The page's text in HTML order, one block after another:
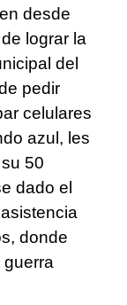
desde
lograr la
del
pedir
celulares
azul, les
50
dado el
donde
guerra